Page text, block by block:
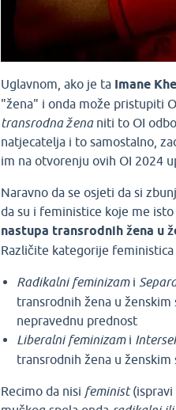
Uglavnom, ako je ta Imane
"žena" i onda može pristupiti
transrodna ženaniti to OI
natjecatelja i to samostalno,
im na otvorenju ovih OI 2024
Naravno da se osjeti da si
da su i feministice koje me
nastupa transrodnih žena u
Različite kategorije
Radikalni feminizami
transrodnih žena u
nepravednu prednost
Liberalni feminizami
transrodnih žena u ženskim
Recimo da nisi feminist(ispravi